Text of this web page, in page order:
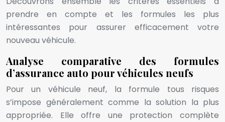
prendre en compte et les formules les plus
intéressantes pour assurer efficacement votre
nouveau véhicule.
Analyse comparative des formules
d’assurance auto pour véhicules neufs
Pour un véhicule neuf, la formule tous risques
s’impose généralement comme la solution la plus
appropriée. Elle offre une protection complète